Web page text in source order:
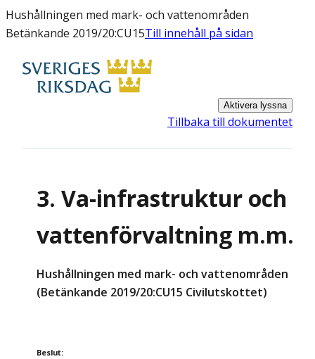
Hushållningen med mark- och vattenområden
Betänkande 2019/20:CU15Till innehåll på sidan
Aktivera lyssna
Tillbaka till dokumentet
3. Va-infrastruktur och
vattenförvaltning m.m.
Hushållningen med mark- och vattenområden
(Betänkande 2019/20:CU15 Civilutskottet)
Beslut: